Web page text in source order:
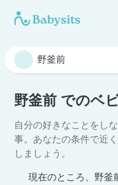
野釜前 でのベ
自分の好きなことをし
事。あなたの条件で近
しましょう。
現在のところ、野釜